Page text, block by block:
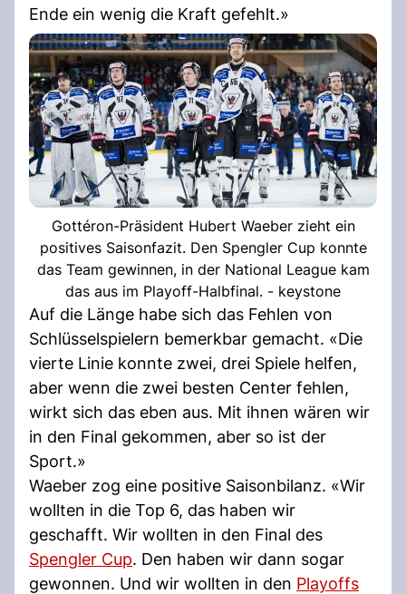
Ende ein wenig die Kraft gefehlt.»
Gottéron-Präsident Hubert Waeber zieht ein
positives Saisonfazit. Den Spengler Cup konnte
das Team gewinnen, in der National League kam
das aus im Playoff-Halbfinal. - keystone
Auf die Länge habe sich das Fehlen von
Schlüsselspielern bemerkbar gemacht. «Die
vierte Linie konnte zwei, drei Spiele helfen,
aber wenn die zwei besten Center fehlen,
wirkt sich das eben aus. Mit ihnen wären wir
in den Final gekommen, aber so ist der
Sport.»
Waeber zog eine positive Saisonbilanz. «Wir
wollten in die Top 6, das haben wir
geschafft. Wir wollten in den Final des
Spengler Cup. Den haben wir dann sogar
gewonnen. Und wir wollten in den Playoffs